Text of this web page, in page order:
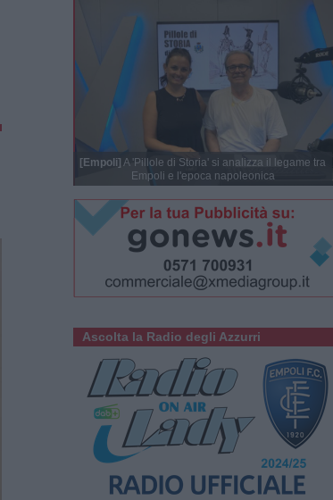
[Empoli] A 'Pillole di Storia' si analizza il legame tra
Empoli e l'epoca napoleonica
Ascolta la Radio degli Azzurri